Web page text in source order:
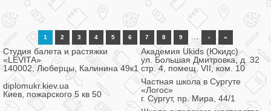
1 2 3 4 5 6 7 8 9 … › »
Студия балета и растяжки
«LEVITA»
140002, Люберцы, Калинина 49к1
Академия Ukids (Юкидс)
ул. Большая Дмитровка, д. 32
стр. 4, помещ. VII, ком. 10
diplomukr.kiev.ua
Киев, пожарского 5 кв 50
Частная школа в Сургуте
«Логос»
г. Сургут, пр. Мира, 44/1